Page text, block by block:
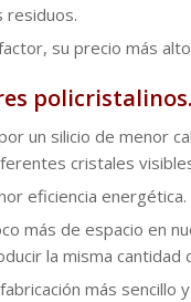
residuos.
su precio más alto
policristalinos.
un silicio de menor
cristales
eficiencia energética.
más de espacio en
la misma cantidad
más sencillo